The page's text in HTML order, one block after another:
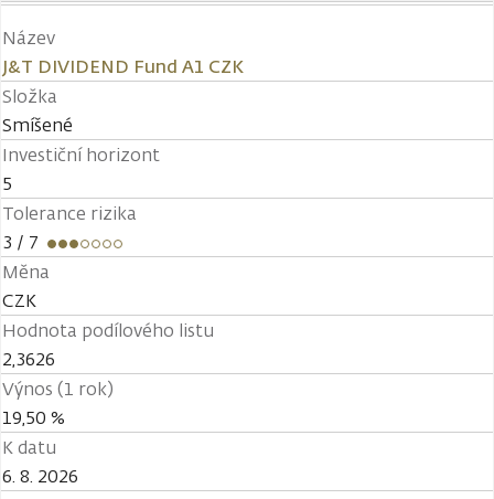
Název
J&T DIVIDEND Fund A1 CZK
Složka
Smíšené
Investiční horizont
5
Tolerance rizika
3 / 7
Měna
CZK
Hodnota podílového listu
2,3626
Výnos (1 rok)
19,50 %
K datu
6. 8. 2026